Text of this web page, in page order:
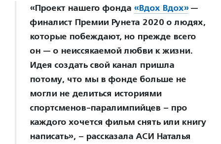
«Проект нашего фонда «Вдох Вдох»—
финалист Премии Рунета 2020 о людях,
которые побеждают, но прежде всего
он — о неиссякаемой любви к жизни.
Идея создать свой канал пришла
потому, что мы в фонде больше не
могли не делиться историями
спортсменов-паралимпийцев – про
каждого хочется фильм снять или книгу
написать», – рассказала АСИ Наталья